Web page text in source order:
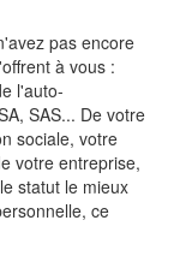
pas encore
à vous :
l'auto-
SAS... De votre
sociale, votre
votre entreprise,
statut le mieux
ce